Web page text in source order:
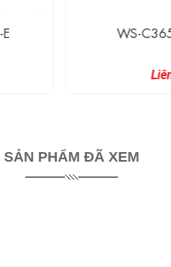
WS-
SẢN PHẨM ĐÃ XEM